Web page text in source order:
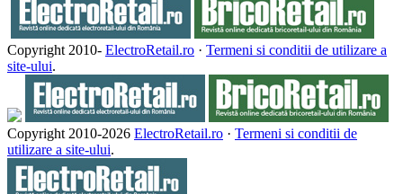
Copyright 2010- ElectroRetail.ro · Termeni si conditii de utilizare a
site-ului.
Copyright 2010-2026 ElectroRetail.ro · Termeni si conditii de
utilizare a site-ului.